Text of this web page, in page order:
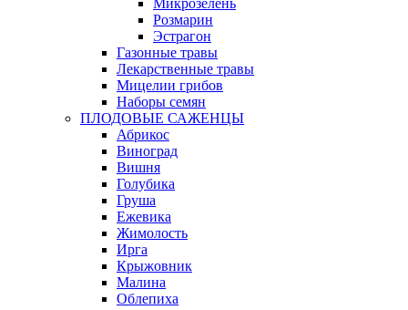
Микрозелень
Розмарин
Эстрагон
Газонные травы
Лекарственные травы
Мицелии грибов
Наборы семян
ПЛОДОВЫЕ САЖЕНЦЫ
Абрикос
Виноград
Вишня
Голубика
Груша
Ежевика
Жимолость
Ирга
Крыжовник
Малина
Облепиха